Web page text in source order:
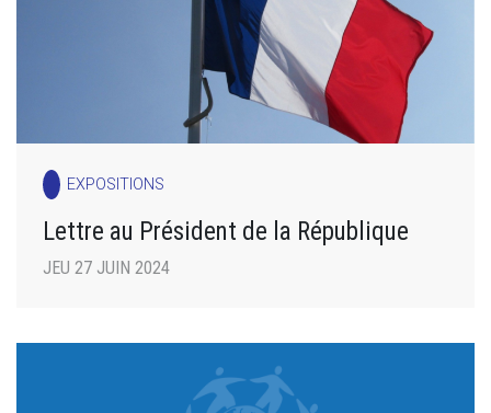
EXPOSITIONS
Lettre au Président de la République
JEU 27 JUIN 2024